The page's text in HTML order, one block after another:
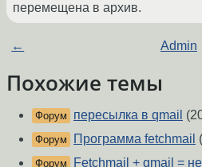
перемещена в архив.
← Admin
Похожие темы
Форум пересылка в qmail
Форум Программа fetchmail
Форум Fetchmail + qmail =